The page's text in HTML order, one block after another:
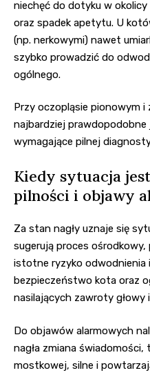
niechęć do dotyku w
oraz spadek apetytu. U
(np. nerkowymi) nawet
szybko prowadzić do
ogólnego.
Przy oczopląsie pionowym
najbardziej
wymagające pilnej
Kiedy sytuacja
pilności i objawy
Za stan nagły uznaje się
sugerują proces
istotne ryzyko odwodnienia
bezpieczeństwo kota oraz
nasilających zawroty głowy
Do objawów alarmowych
nagła zmiana
mostkowej, silne i